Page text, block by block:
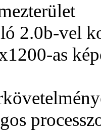
2.0b-vel
as